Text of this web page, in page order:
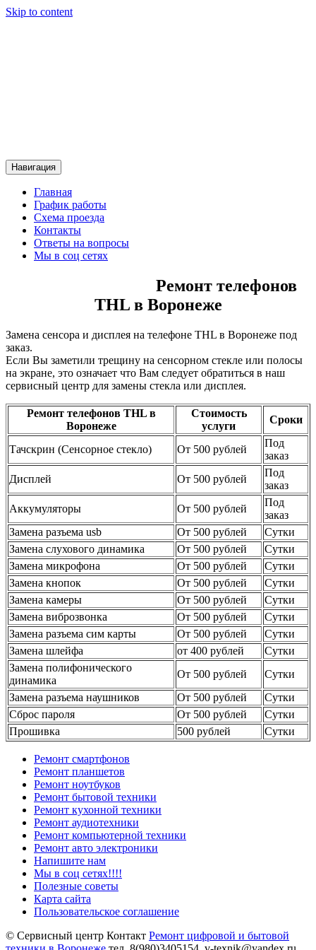
Skip to content
Навигация
Главная
График работы
Схема проезда
Контакты
Ответы на вопросы
Мы в соц сетях
Ремонт телефонов
THL в Воронеже
Замена сенсора и дисплея на телефоне THL в Воронеже под
заказ.
Если Вы заметили трещину на сенсорном стекле или полосы
на экране, это означает что Вам следует обратиться в наш
сервисный центр для замены стекла или дисплея.
Ремонт телефонов THL в
Воронеже
Стоимость
услуги
Сроки
Тачскрин (Сенсорное стекло) От 500 рублей
Под
заказ
Дисплей
От 500 рублей
Под
заказ
Аккумуляторы
От 500 рублей
Под
заказ
Замена разъема usb
От 500 рублей
Сутки
Замена слухового динамика
От 500 рублей
Сутки
Замена микрофона
От 500 рублей
Сутки
Замена кнопок
От 500 рублей
Сутки
Замена камеры
От 500 рублей
Сутки
Замена виброзвонка
От 500 рублей
Сутки
Замена разъема сим карты
От 500 рублей
Сутки
Замена шлейфа
от 400 рублей
Сутки
Замена полифонического
динамика
От 500 рублей
Сутки
Замена разъема наушников
От 500 рублей
Сутки
Сброс пароля
От 500 рублей
Сутки
Прошивка
500 рублей Сутки
Ремонт смартфонов
Ремонт планшетов
Ремонт ноутбуков
Ремонт бытовой техники
Ремонт кухонной техники
Ремонт аудиотехники
Ремонт компьютерной техники
Ремонт авто электроники
Напишите нам
Мы в соц сетях!!!!
Полезные советы
Карта сайта
Пользовательское соглашение
© Сервисный центр Контакт Ремонт цифровой и бытовой